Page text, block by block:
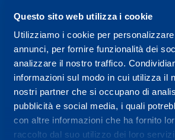
Questo sito web utilizza i cookie
Utilizziamo i cookie per
annunci, per fornire funzionalità dei
analizzare il nostro traffico.
informazioni sul modo in cui utilizza il
nostri partner che si occupano di
pubblicità e social media, i quali
con altre informazioni che ha fornito
raccolto dal suo utilizzo dei loro
Centro servizi per
prestazione ed il
wellness.
Maggiori
Servizi
Servizi Medici